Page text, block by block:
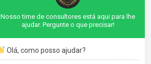
Nosso time de consultores está aqui para lhe
ajudar. Pergunte o que precisar!
Olá, como posso ajudar?